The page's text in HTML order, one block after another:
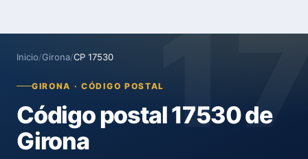
Inicio/Girona/CP 17530
GIRONA · CÓDIGO POSTAL
Código postal 17530 de
Girona